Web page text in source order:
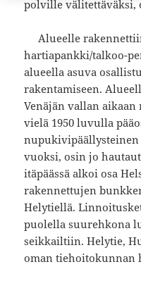
polville välitettäväksi,
Alueelle
hartiapankki/talkoo-
alueella asuva
rakentamiseen.
Venäjän vallan
vielä 1950 luvulla
vuoksi, osin jo
itäpäässä alkoi osa
rakennettujen
Helytiellä.
puolella suurehkona
seikkailtiin. Helytie,
oman tiehoitokunnan